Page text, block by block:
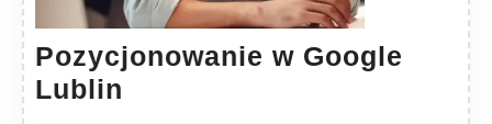
Pozycjonowanie w Google
Lublin